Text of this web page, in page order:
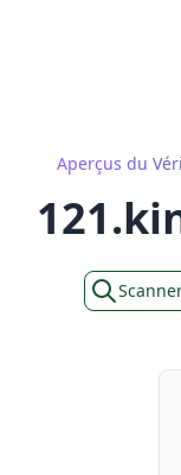
Aperçus du